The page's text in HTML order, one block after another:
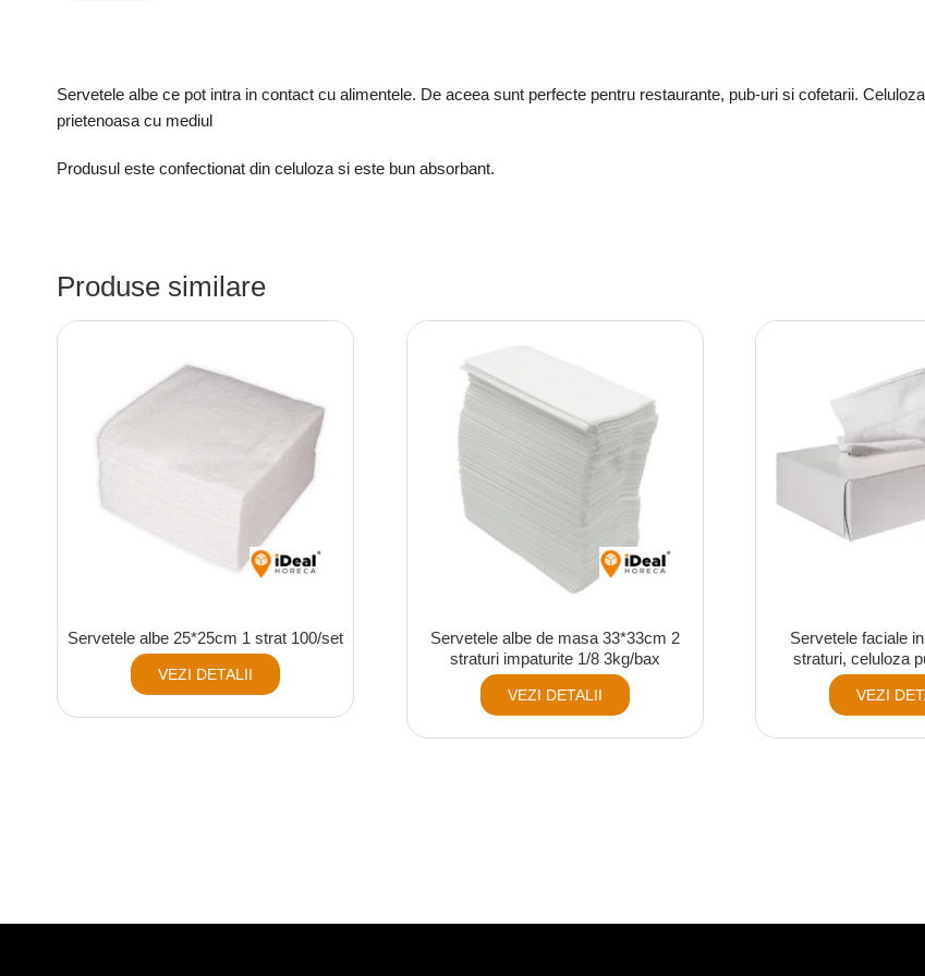
Servetele albe ce pot intra in contact cu alimentele. De aceea sunt perfecte pentru restaurante, pub-uri si cofetarii.
prietenoasa cu mediul
Produsul este confectionat din celuloza si este bun absorbant.
Produse similare
Servetele albe 25*25cm 1 strat 100/set
VEZI DETALII
Servetele albe de masa 33*33cm 2
straturi impaturite 1/8 3kg/bax
VEZI DETALII
Servetele faciale
straturi, celuloza
VEZI